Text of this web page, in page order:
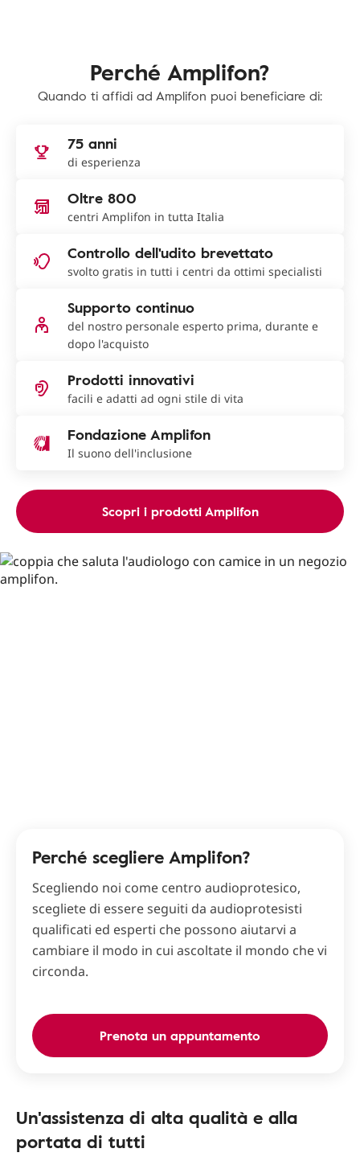
Perché Amplifon?
Quando ti affidi ad Amplifon puoi beneficiare di:
75 anni
di esperienza
Oltre 800
centri Amplifon in tutta Italia
Controllo dell'udito brevettato
svolto gratis in tutti i centri da ottimi specialisti
Supporto continuo
del nostro personale esperto prima, durante e
dopo l'acquisto
Prodotti innovativi
facili e adatti ad ogni stile di vita
Fondazione Amplifon
Il suono dell'inclusione
Scopri i prodotti Amplifon
Perché scegliere Amplifon?
Scegliendo noi come centro audioprotesico,
scegliete di essere seguiti da audioprotesisti
qualificati ed esperti che possono aiutarvi a
cambiare il modo in cui ascoltate il mondo che vi
circonda.
Prenota un appuntamento
Un'assistenza di alta qualità e alla
portata di tutti